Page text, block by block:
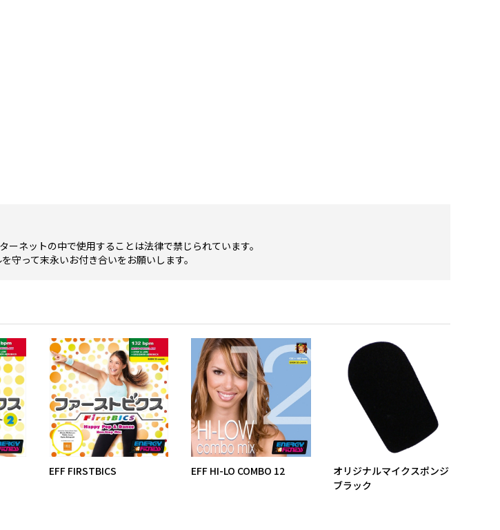
ネットの中で使用することは法律で禁じられています。
守って末永いお付き合いをお願いします。
EFF FIRSTBICS EFF HI-LO COMBO 12
オリジナルマイクスポンジ
ブラック